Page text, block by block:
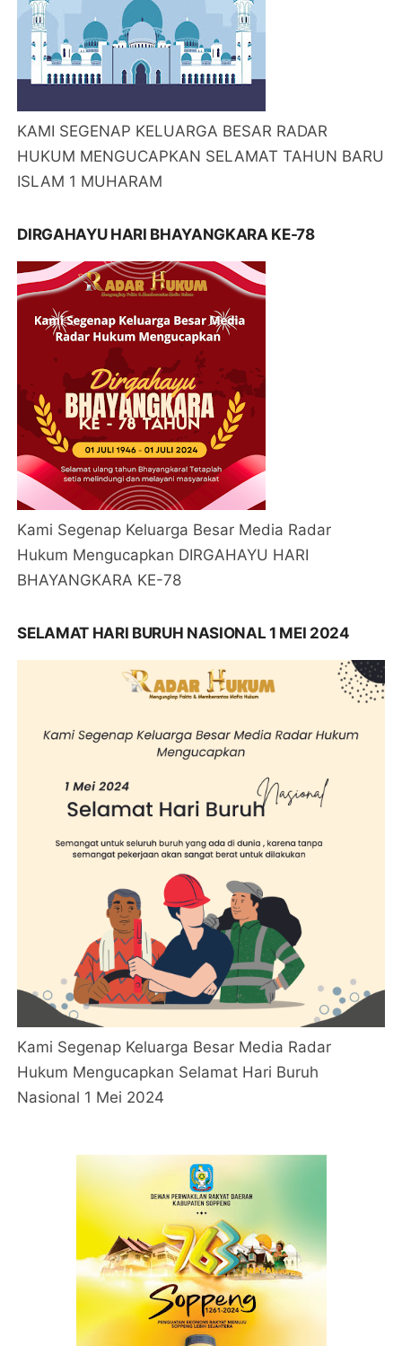
KAMI SEGENAP KELUARGA BESAR RADAR
HUKUM MENGUCAPKAN SELAMAT TAHUN BARU
ISLAM 1 MUHARAM
DIRGAHAYU HARI BHAYANGKARA KE-78
Kami Segenap Keluarga Besar Media Radar
Hukum Mengucapkan DIRGAHAYU HARI
BHAYANGKARA KE-78
SELAMAT HARI BURUH NASIONAL 1 MEI 2024
Kami Segenap Keluarga Besar Media Radar
Hukum Mengucapkan Selamat Hari Buruh
Nasional 1 Mei 2024